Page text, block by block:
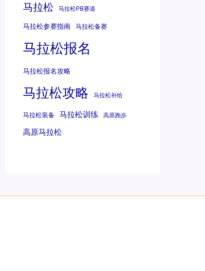
马拉松 马拉松PB赛道
马拉松参赛指南 马拉松备赛
马拉松报名
马拉松报名攻略
马拉松攻略 马拉松补给
马拉松装备 马拉松训练 高原跑步
高原马拉松